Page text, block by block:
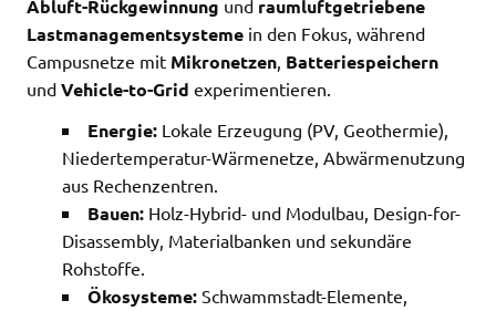
Abluft-Rückgewinnung und raumluftgetriebene
Lastmanagementsysteme in den Fokus, während
Campusnetze mit Mikronetzen, Batteriespeichern
und Vehicle-to-Grid experimentieren.
Energie: Lokale Erzeugung (PV, Geothermie),
Niedertemperatur-Wärmenetze, Abwärmenutzung
aus Rechenzentren.
Bauen: Holz-Hybrid- und Modulbau, Design-for-
Disassembly, Materialbanken und sekundäre
Rohstoffe.
Ökosysteme: Schwammstadt-Elemente,